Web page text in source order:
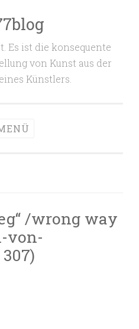
Es ist die konsequente
von Kunst aus der
Künstlers.
/wrong way
von-